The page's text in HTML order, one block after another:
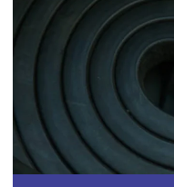
Fornecedor de vedação de
Fornecedores de borrachas
Fornecedores de peças de
Fornecedores de produtos
Gaxeta de borracha
Gaxeta de silicone